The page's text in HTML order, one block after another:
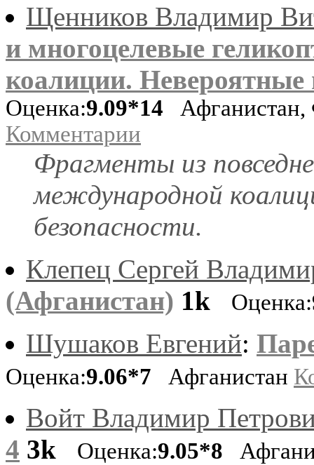
Щенников Владимир
и многоцелевые
коалиции.
Оценка:9.09*14 Афганистан,
Комментарии
Фрагменты из
международной
безопасности.
Клепец Сергей
(Афганистан) 1k Оценка:
Шушаков Евгений:
Оценка:9.06*7 Афганистан
Войт Владимир
4 3k Оценка:9.05*8